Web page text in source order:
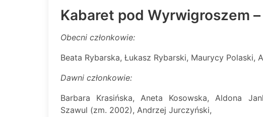
Kabaret pod Wyrwigroszem –
Obecni członkowie:
Beata Rybarska, Łukasz Rybarski, Maurycy Polaski,
Dawni członkowie:
Barbara Krasińska, Aneta Kosowska, Aldona
Szawul (zm. 2002), Andrzej Jurczyński,